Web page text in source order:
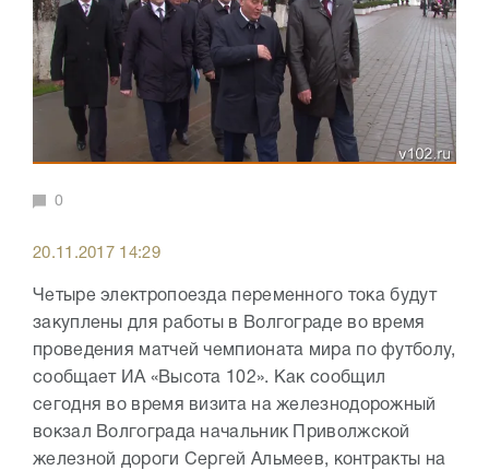
0
20.11.2017 14:29
Четыре электропоезда переменного тока будут
закуплены для работы в Волгограде во время
проведения матчей чемпионата мира по футболу,
сообщает ИА «Высота 102». Как сообщил
сегодня во время визита на железнодорожный
вокзал Волгограда начальник Приволжской
железной дороги Сергей Альмеев, контракты на